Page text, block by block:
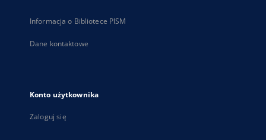
Informacja o Bibliotece PISM
Dane kontaktowe
Konto użytkownika
Zaloguj się